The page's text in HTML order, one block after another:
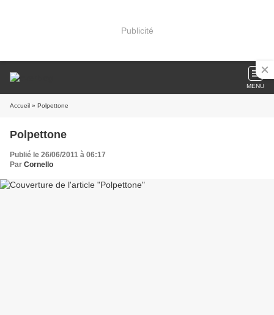
Publicité
MENU
Accueil » Polpettone
Polpettone
Publié le 26/06/2011 à 06:17
Par Cornello